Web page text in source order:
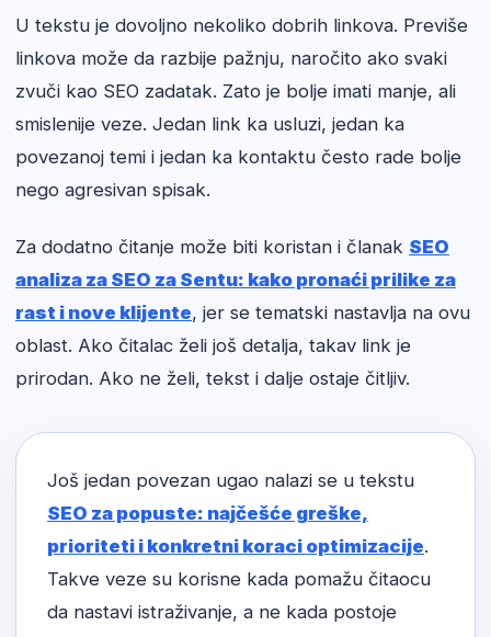
U tekstu je dovoljno nekoliko dobrih linkova. Previše
linkova može da razbije pažnju, naročito ako svaki
zvuči kao SEO zadatak. Zato je bolje imati manje, ali
smislenije veze. Jedan link ka usluzi, jedan ka
povezanoj temi i jedan ka kontaktu često rade bolje
nego agresivan spisak.
Za dodatno čitanje može biti koristan i članak SEO
analiza za SEO za Sentu: kako pronaći prilike za
rast i nove klijente, jer se tematski nastavlja na ovu
oblast. Ako čitalac želi još detalja, takav link je
prirodan. Ako ne želi, tekst i dalje ostaje čitljiv.
Još jedan povezan ugao nalazi se u tekstu
SEO za popuste: najčešće greške,
prioriteti i konkretni koraci optimizacije.
Takve veze su korisne kada pomažu čitaocu
da nastavi istraživanje, a ne kada postoje